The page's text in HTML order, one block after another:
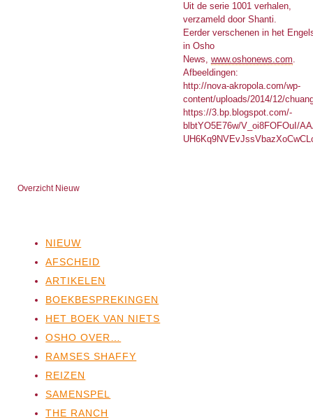
Uit de serie 1001 verhalen,
verzameld door Shanti.
Eerder verschenen in het
in Osho
News, www.oshonews.com.
Afbeeldingen:
http://nova-akropola.com/wp-
content/uploads/2014/12/
https://3.bp.blogspot.com/-
blbtYO5E76w/V_oi8FOFOuI/
Overzicht Nieuw
NIEUW
AFSCHEID
ARTIKELEN
BOEKBESPREKINGEN
HET BOEK VAN NIETS
OSHO OVER…
RAMSES SHAFFY
REIZEN
SAMENSPEL
THE RANCH